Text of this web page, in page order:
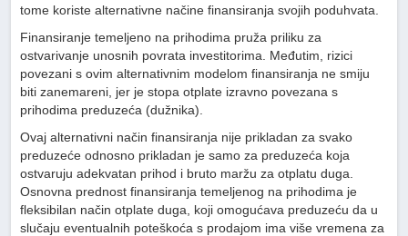
tome koriste alternativne načine finansiranja svojih poduhvata.
Finansiranje temeljeno na prihodima pruža priliku za
ostvarivanje unosnih povrata investitorima. Međutim, rizici
povezani s ovim alternativnim modelom finansiranja ne smiju
biti zanemareni, jer je stopa otplate izravno povezana s
prihodima preduzeća (dužnika).
Ovaj alternativni način finansiranja nije prikladan za svako
preduzeće odnosno prikladan je samo za preduzeća koja
ostvaruju adekvatan prihod i bruto maržu za otplatu duga.
Osnovna prednost finansiranja temeljenog na prihodima je
fleksibilan način otplate duga, koji omogućava preduzeću da u
slučaju eventualnih poteškoća s prodajom ima više vremena za